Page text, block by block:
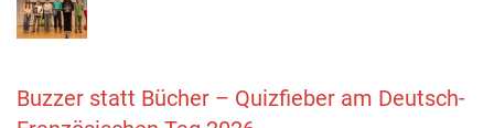
Buzzer statt Bücher – Quizfieber am Deutsch-